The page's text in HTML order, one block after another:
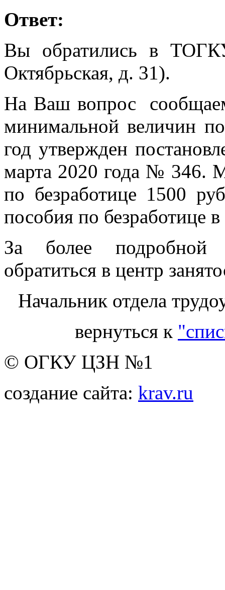
Ответ:
Вы обратились в
Октябрьская, д. 31).
На Ваш вопрос
минимальной величин
год утвержден
марта 2020 года № 346.
по безработице 1500
пособия по безработице
За более подробной
обратиться в центр
Начальник отдела
вернуться к
© ОГКУ ЦЗН №1
создание сайта: krav.ru